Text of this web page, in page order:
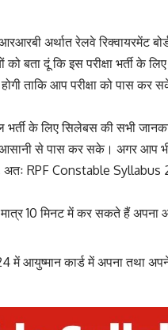
अर्थात रेलवे रिक्वायरमेंट
बता दूं कि इस परीक्षा भर्ती के
ताकि आप परीक्षा को पास
के लिए सिलेबस की सभी
से पास कर सके। अगर आप भी
अतः RPF Constable
10 मिनट में कर सकते हैं
आयुष्मान कार्ड में अपना तथा